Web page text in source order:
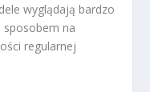
wyglądają bardzo
sposobem na
regularnej